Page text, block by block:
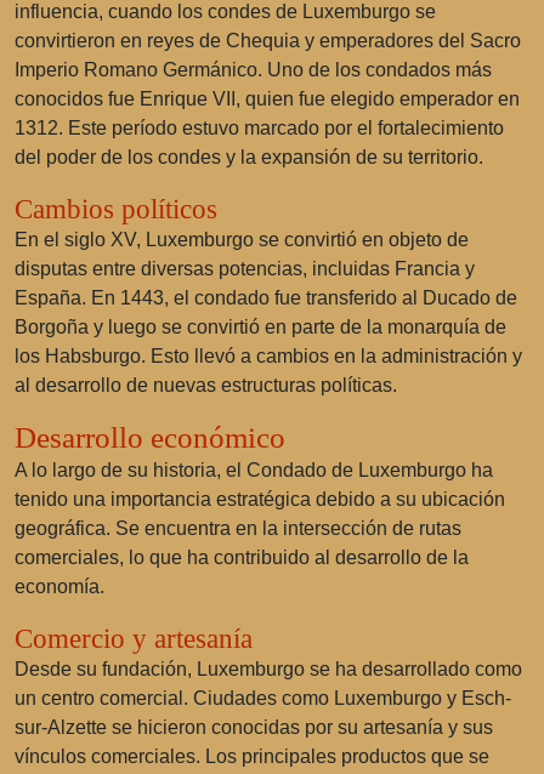
influencia, cuando los condes de Luxemburgo se
convirtieron en reyes de Chequia y emperadores del Sacro
Imperio Romano Germánico. Uno de los condados más
conocidos fue Enrique VII, quien fue elegido emperador en
1312. Este período estuvo marcado por el fortalecimiento
del poder de los condes y la expansión de su territorio.
Cambios políticos
En el siglo XV, Luxemburgo se convirtió en objeto de
disputas entre diversas potencias, incluidas Francia y
España. En 1443, el condado fue transferido al Ducado de
Borgoña y luego se convirtió en parte de la monarquía de
los Habsburgo. Esto llevó a cambios en la administración y
al desarrollo de nuevas estructuras políticas.
Desarrollo económico
A lo largo de su historia, el Condado de Luxemburgo ha
tenido una importancia estratégica debido a su ubicación
geográfica. Se encuentra en la intersección de rutas
comerciales, lo que ha contribuido al desarrollo de la
economía.
Comercio y artesanía
Desde su fundación, Luxemburgo se ha desarrollado como
un centro comercial. Ciudades como Luxemburgo y Esch-
sur-Alzette se hicieron conocidas por su artesanía y sus
vínculos comerciales. Los principales productos que se